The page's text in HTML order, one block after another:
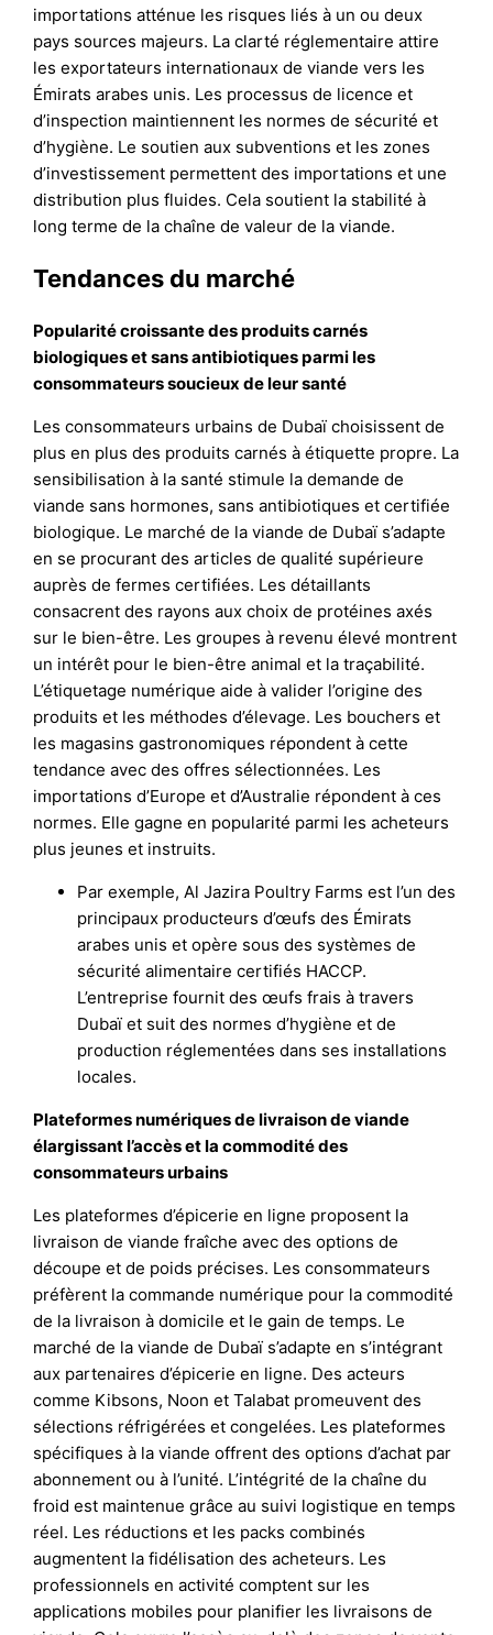
importations atténue les risques liés à un ou deux
pays sources majeurs. La clarté réglementaire attire
les exportateurs internationaux de viande vers les
Émirats arabes unis. Les processus de licence et
d’inspection maintiennent les normes de sécurité et
d’hygiène. Le soutien aux subventions et les zones
d’investissement permettent des importations et une
distribution plus fluides. Cela soutient la stabilité à
long terme de la chaîne de valeur de la viande.
Tendances du marché
Popularité croissante des produits carnés
biologiques et sans antibiotiques parmi les
consommateurs soucieux de leur santé
Les consommateurs urbains de Dubaï choisissent de
plus en plus des produits carnés à étiquette propre. La
sensibilisation à la santé stimule la demande de
viande sans hormones, sans antibiotiques et certifiée
biologique. Le marché de la viande de Dubaï s’adapte
en se procurant des articles de qualité supérieure
auprès de fermes certifiées. Les détaillants
consacrent des rayons aux choix de protéines axés
sur le bien-être. Les groupes à revenu élevé montrent
un intérêt pour le bien-être animal et la traçabilité.
L’étiquetage numérique aide à valider l’origine des
produits et les méthodes d’élevage. Les bouchers et
les magasins gastronomiques répondent à cette
tendance avec des offres sélectionnées. Les
importations d’Europe et d’Australie répondent à ces
normes. Elle gagne en popularité parmi les acheteurs
plus jeunes et instruits.
Par exemple, Al Jazira Poultry Farms est l’un des
principaux producteurs d’œufs des Émirats
arabes unis et opère sous des systèmes de
sécurité alimentaire certifiés HACCP.
L’entreprise fournit des œufs frais à travers
Dubaï et suit des normes d’hygiène et de
production réglementées dans ses installations
locales.
Plateformes numériques de livraison de viande
élargissant l’accès et la commodité des
consommateurs urbains
Les plateformes d’épicerie en ligne proposent la
livraison de viande fraîche avec des options de
découpe et de poids précises. Les consommateurs
préfèrent la commande numérique pour la commodité
de la livraison à domicile et le gain de temps. Le
marché de la viande de Dubaï s’adapte en s’intégrant
aux partenaires d’épicerie en ligne. Des acteurs
comme Kibsons, Noon et Talabat promeuvent des
sélections réfrigérées et congelées. Les plateformes
spécifiques à la viande offrent des options d’achat par
abonnement ou à l’unité. L’intégrité de la chaîne du
froid est maintenue grâce au suivi logistique en temps
réel. Les réductions et les packs combinés
augmentent la fidélisation des acheteurs. Les
professionnels en activité comptent sur les
applications mobiles pour planifier les livraisons de